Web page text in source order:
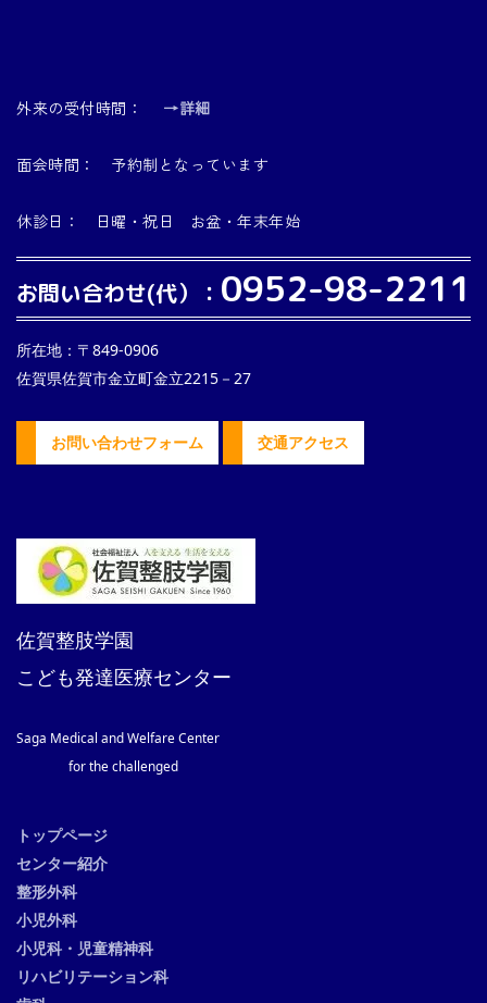
外来の受付時間： →詳細
面会時間： 予約制となっています
休診日： 日曜・祝日 お盆・年末年始
お問い合わせ(代）： 0952-98-2211
所在地：〒849-0906
佐賀県佐賀市金立町金立2215－27
お問い合わせフォーム 交通アクセス
佐賀整肢学園
こども発達医療センター
Saga Medical and Welfare Center
for the challenged
トップページ
センター紹介
整形外科
小児外科
小児科・児童精神科
リハビリテーション科